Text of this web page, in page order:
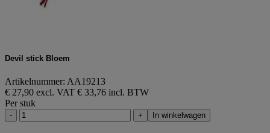
Devil stick Bloem
Artikelnummer: AA19213
€ 27,90 excl. VAT € 33,76 incl. BTW
Per stuk
- + In winkelwagen